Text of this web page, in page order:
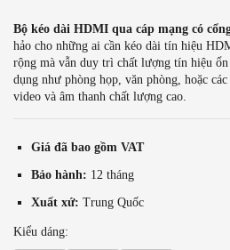
Bộ kéo dài HDMI qua cáp mạng có
hảo cho những ai cần kéo dài tín hiệu
rộng mà vẫn duy trì chất lượng tín hiệu
dụng như phòng họp, văn phòng, hoặc
video và âm thanh chất lượng cao.
Giá đã bao gồm VAT
Bảo hành: 12 tháng
Xuất xứ: Trung Quốc
Kiểu dáng: